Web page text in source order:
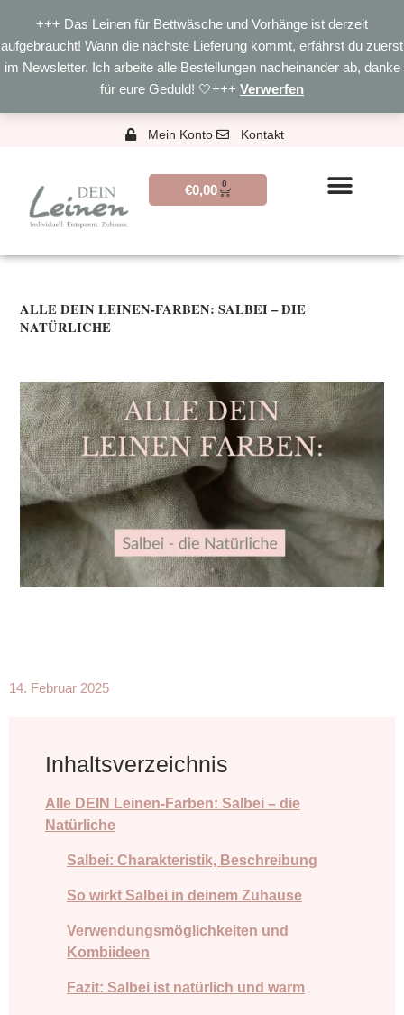
+++ Das Leinen für Bettwäsche und Vorhänge ist derzeit
aufgebraucht! Wann die nächste Lieferung kommt, erfährst du zuerst
im Newsletter. Ich arbeite alle Bestellungen nacheinander ab, danke
für eure Geduld! 🤍+++ Verwerfen
springen
Mein Konto Kontakt
€0,00 0
WARENKORB
ALLE DEIN LEINEN-FARBEN: SALBEI – DIE
NATÜRLICHE
14. Februar 2025
Inhaltsverzeichnis
Alle DEIN Leinen-Farben: Salbei – die
Natürliche
Salbei: Charakteristik, Beschreibung
So wirkt Salbei in deinem Zuhause
Verwendungsmöglichkeiten und
Kombiideen
Fazit: Salbei ist natürlich und warm